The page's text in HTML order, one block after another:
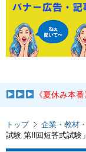
《夏休み本
トップ 企業・教材
試験 第II回短答式試験